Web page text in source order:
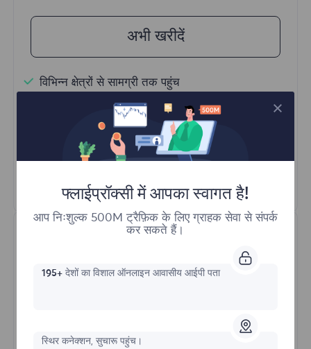
अभी खरीदें
विभिन्न क्षेत्रों से सामग्री तक पहुंच
अनलिमिटेड समवर्ती सत्र
100M+ उत्कृष्ट रेजिडेंशियल प्रॉक्सी
स्वचालित प्रॉक्सी रोटेशन
HTTP(S)/SOCKS5
और अधिक जानें
फ्लाईप्रॉक्सी में आपका स्वागत है!
आप निःशुल्क 500M ट्रैफ़िक के लिए ग्राहक सेवा से संपर्क
कर सकते हैं।
195+देशों का विशाल ऑनलाइन आवासीय आईपी पता
स्थिर कनेक्शन, सुचारू पहुंच।